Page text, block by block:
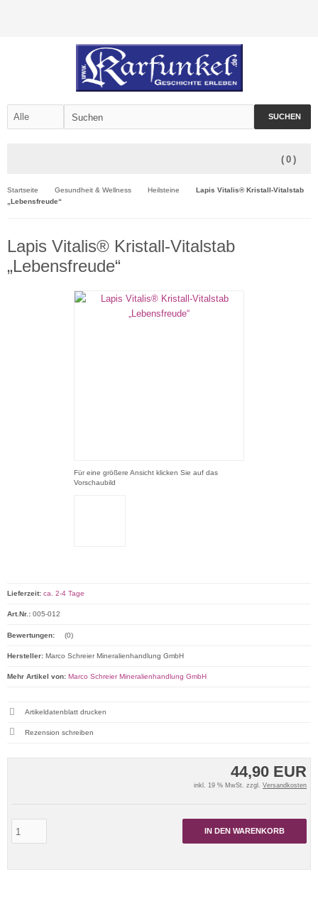
SUCHEN
( 0 )
Startseite Gesundheit & Wellness Heilsteine
Lapis Vitalis® Kristall-Vitalstab
„Lebensfreude“
Lapis Vitalis® Kristall-Vitalstab
„Lebensfreude“
Für eine größere Ansicht klicken Sie auf das
Vorschaubild
44,90 EUR
inkl. 19 % MwSt. zzgl. Versandkosten
IN DEN WARENKORB
Lieferzeit: ca. 2-4 Tage
Art.Nr.: 005-012
Bewertungen: (0)
Hersteller: Marco Schreier Mineralienhandlung GmbH
Mehr Artikel von: Marco Schreier Mineralienhandlung GmbH
Artikeldatenblatt drucken
Rezension schreiben